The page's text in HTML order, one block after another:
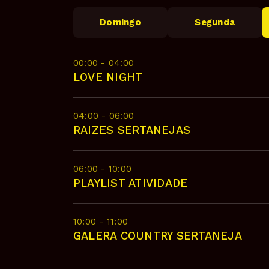
Domingo Segunda
00:00 - 04:00
LOVE NIGHT
04:00 - 06:00
RAIZES SERTANEJAS
06:00 - 10:00
PLAYLIST ATIVIDADE
10:00 - 11:00
GALERA COUNTRY SERTANEJA